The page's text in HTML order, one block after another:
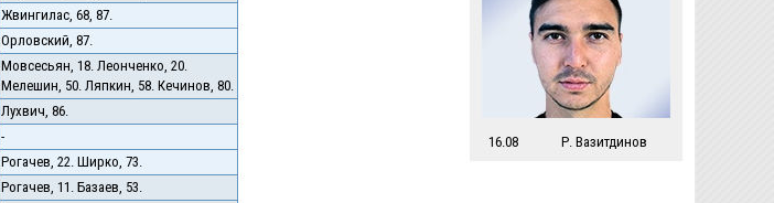
Жвингилас, 68, 87.
Орловский, 87.
Мовсесьян, 18. Леонченко, 20.
Мелешин, 50. Ляпкин, 58. Кечинов, 80.
Лухвич, 86.
-
Рогачев, 22. Ширко, 73.
Рогачев, 11. Базаев, 53.
16.08 Р. Вазитдинов